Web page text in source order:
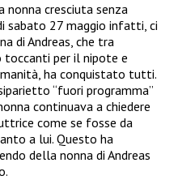
nonna cresciuta senza
sabato 27 maggio infatti, ci
di Andreas, che tra
per il nipote e
ha conquistato tutti.
“fuori programma”
continuava a chiedere
come se fosse da
a lui. Questo ha
della nonna di Andreas